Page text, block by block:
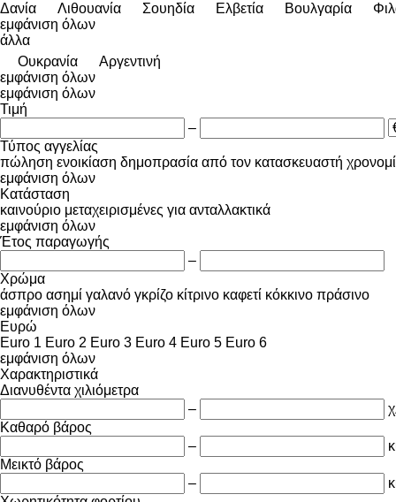
Δανία
Λιθουανία Σουηδία Ελβετία Βουλγαρία
εμφάνιση όλων
άλλα
Ουκρανία
Αργεντινή
εμφάνιση όλων
εμφάνιση όλων
Τιμή
–
Τύπος αγγελίας
πώληση ενοικίαση δημοπρασία από τον κατασκευαστή
εμφάνιση όλων
Κατάσταση
καινούριο μεταχειρισμένες για ανταλλακτικά
εμφάνιση όλων
Έτος παραγωγής
–
Χρώμα
άσπρο ασημί γαλανό γκρίζο κίτρινο καφετί κόκκινο πράσινο
εμφάνιση όλων
Ευρώ
Euro 1 Euro 2 Euro 3 Euro 4 Euro 5 Euro 6
εμφάνιση όλων
Χαρακτηριστικά
Διανυθέντα χιλιόμετρα
–
Καθαρό βάρος
–
Μεικτό βάρος
–